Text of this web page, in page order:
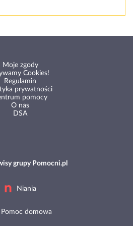
Moje zgody
Cookies!
Regulamin
prywatności
pomocy
O nas
DSA
grupy Pomocni.pl
Niania
Pomoc domowa